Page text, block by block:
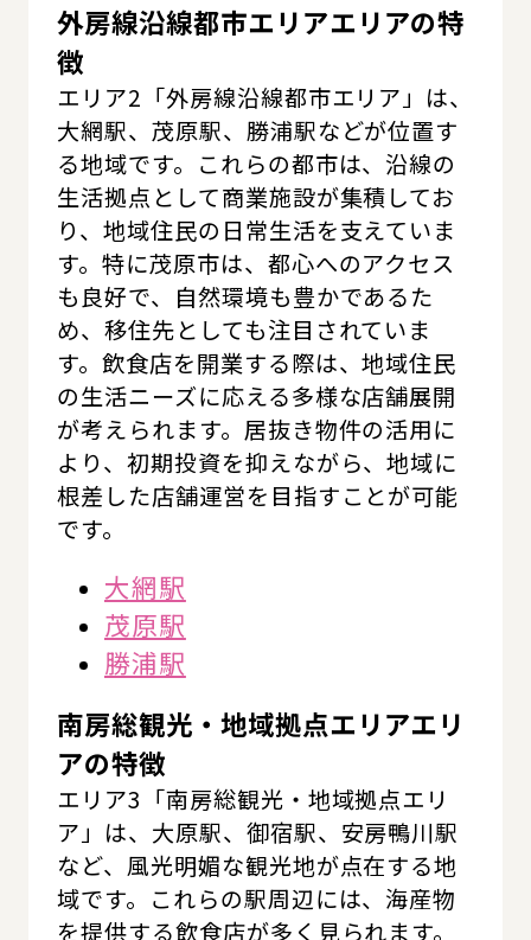
外房線沿線都市エリアエリアの特
徴
エリア2「外房線沿線都市エリア」は、
大網駅、茂原駅、勝浦駅などが位置す
る地域です。これらの都市は、沿線の
生活拠点として商業施設が集積してお
り、地域住民の日常生活を支えていま
す。特に茂原市は、都心へのアクセス
も良好で、自然環境も豊かであるた
め、移住先としても注目されていま
す。飲食店を開業する際は、地域住民
の生活ニーズに応える多様な店舗展開
が考えられます。居抜き物件の活用に
より、初期投資を抑えながら、地域に
根差した店舗運営を目指すことが可能
です。
大網駅
茂原駅
勝浦駅
南房総観光・地域拠点エリアエリ
アの特徴
エリア3「南房総観光・地域拠点エリ
ア」は、大原駅、御宿駅、安房鴨川駅
など、風光明媚な観光地が点在する地
域です。これらの駅周辺には、海産物
を提供する飲食店が多く見られます。